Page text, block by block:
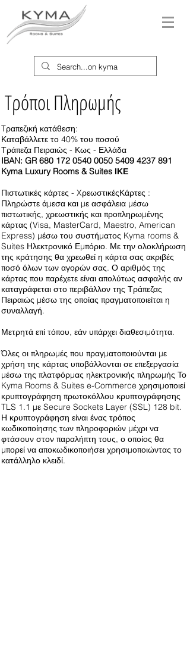
Τρόποι Πληρωμής
Tραπεζική κατάθεση:
Καταβάλλετε το 40% του ποσού
Τράπεζα Πειραιώς - Κως - Ελλάδα
IBAN: GR 680 172 0540 0050 5409 4237 891
Kyma Luxury Rooms & Suites ΙΚΕ
Πιστωτικές κάρτες - XρεωστικέςΚάρτες :
Πληρώστε άμεσα και με ασφάλεια μέσω
πιστωτικής, χρεωστικής και προπληρωμένης
κάρτας (Visa, MasterCard, Maestro, American
Express) μέσω του συστήματος Kyma rooms &
Suites Ηλεκτρονικό Εμπόριο. Με την ολοκλήρωση
της κράτησης θα χρεωθεί η κάρτα σας ακριβές
ποσό όλων των αγορών σας. Ο αριθμός της
κάρτας που παρέχετε είναι απολύτως ασφαλής αν
καταγράφεται στο περιβάλλον της Τράπεζας
Πειραιώς μέσω της οποίας πραγματοποιείται η
συναλλαγή.
Μετρητά επί τόπου, εάν υπάρχει διαθεσιμότητα.
Όλες οι πληρωμές που πραγματοποιούνται με
χρήση της κάρτας υποβάλλονται σε επεξεργασία
μέσω της πλατφόρμας ηλεκτρονικής πληρωμής Το
Kyma Rooms & Suites e-Commerce χρησιμοποιεί
κρυπτογράφηση πρωτοκόλλου κρυπτογράφησης
TLS 1.1 με Secure Sockets Layer (SSL) 128 bit.
Η κρυπτογράφηση είναι ένας τρόπος
κωδικοποίησης των πληροφοριών μέχρι να
φτάσουν στον παραλήπτη τους, ο οποίος θα
μπορεί να αποκωδικοποιήσει χρησιμοποιώντας το
κατάλληλο κλειδί.